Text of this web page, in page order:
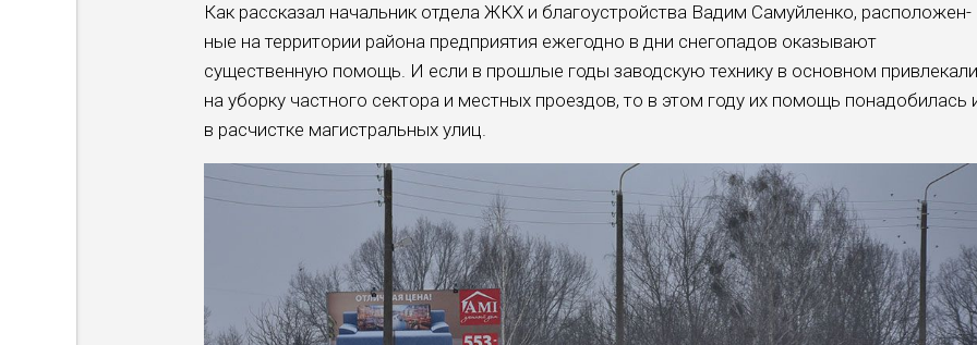
Как рассказал начальник отдела ЖКХ и благоустройства Вадим Самуйленко, расположен­
ные на территории района пред­приятия ежегодно в дни снегопадов оказывают
существенную помощь. И если в прошлые годы заводскую технику в основном привлекали
на уборку частного сектора и местных проездов, то в этом году их помощь понадобилась
в расчистке магистральных улиц.